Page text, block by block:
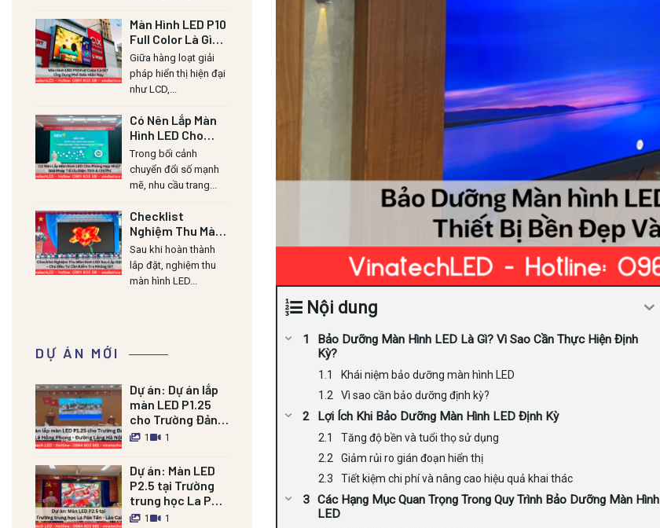
Màn Hình LED P10
Full Color Là Gì?
Ứng Dụng Phổ
Biến Hiện Nay
Giữa hàng loạt giải
pháp hiển thị hiện đại
như LCD,...
Có Nên Lắp Màn
Hình LED Cho
Phòng Họp Nhỏ?
Giải Pháp Tối Ưu
Diện Tích & Chi
Phí
Trong bối cảnh
chuyển đổi số mạnh
mẽ, nhu cầu trang...
Checklist
Nghiệm Thu Màn
Hình LED Sau Lắp
Đặt – Chủ Đầu Tư
Cần Kiểm Tra
Sau khi hoàn thành
lắp đặt, nghiệm thu
màn hình LED...
DỰ ÁN MỚI
Dự án: Dự án lắp
màn LED P1.25
cho Trường Đảng
Lê Hồng Phong –
1 1
Dự án: Màn LED
P2.5 tại Trường
trung học La Pán
Tẩn – Lào Cai
1 1
Nội dung
Bảo Dưỡng Màn Hình LED Là Gì? Vì Sao Cần Thực Hiện Định
Kỳ?
Khái niệm bảo dưỡng màn hình LED
Vì sao cần bảo dưỡng định kỳ?
Lợi Ích Khi Bảo Dưỡng Màn Hình LED Định Kỳ
Tăng độ bền và tuổi thọ sử dụng
Giảm rủi ro gián đoạn hiển thị
Tiết kiệm chi phí và nâng cao hiệu quả khai thác
Các Hạng Mục Quan Trọng Trong Quy Trình Bảo Dưỡng Màn Hình
LED